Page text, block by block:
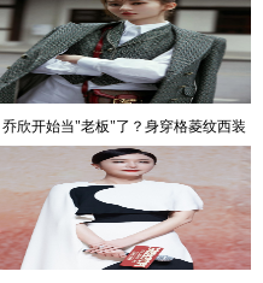
乔欣开始当"老板"了？身穿格菱纹西装
套装现身街头，气场十足